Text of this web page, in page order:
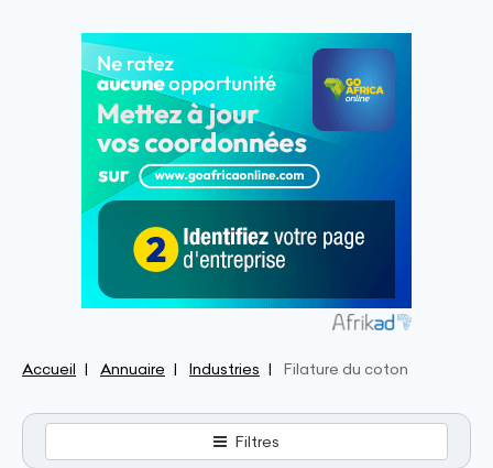
Accueil Annuaire Industries Filature du coton
Filtres